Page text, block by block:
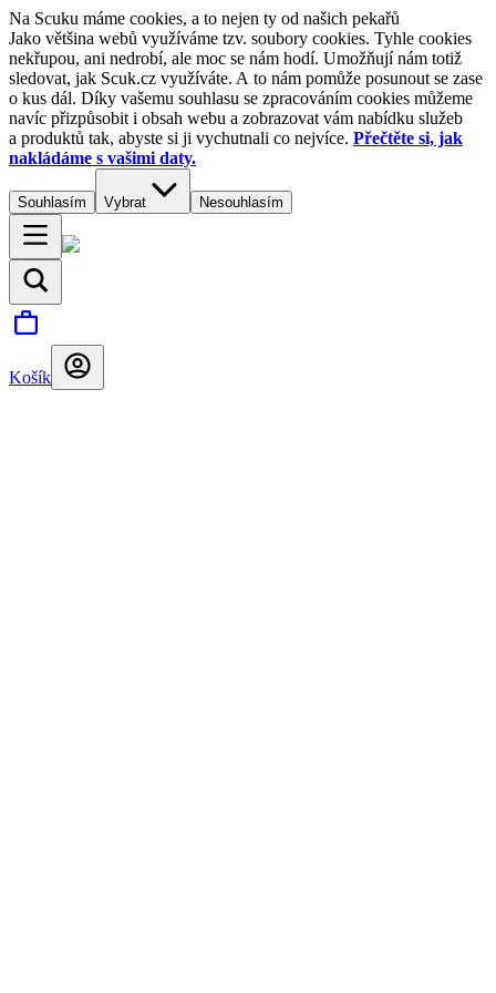
Na Scuku máme cookies, a to nejen ty od našich pekařů
Jako většina webů využíváme tzv. soubory cookies. Tyhle cookies
nekřupou, ani nedrobí, ale moc se nám hodí. Umožňují nám totiž
sledovat, jak Scuk.cz využíváte. A to nám pomůže posunout se zase
o kus dál. Díky vašemu souhlasu se zpracováním cookies můžeme
navíc přizpůsobit i obsah webu a zobrazovat vám nabídku služeb
a produktů tak, abyste si ji vychutnali co nejvíce. Přečtěte si, jak
nakládáme s vašimi daty.
Souhlasím Vybrat Nesouhlasím
Košík